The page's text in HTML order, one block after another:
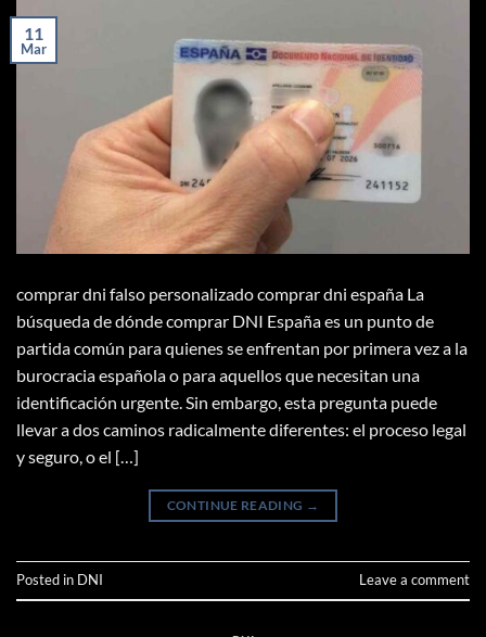
11
Mar
comprar dni falso personalizado comprar dni españa La
búsqueda de dónde comprar DNI España es un punto de
partida común para quienes se enfrentan por primera vez a la
burocracia española o para aquellos que necesitan una
identificación urgente. Sin embargo, esta pregunta puede
llevar a dos caminos radicalmente diferentes: el proceso legal
y seguro, o el […]
CONTINUE READING →
Posted in DNI Leave a comment